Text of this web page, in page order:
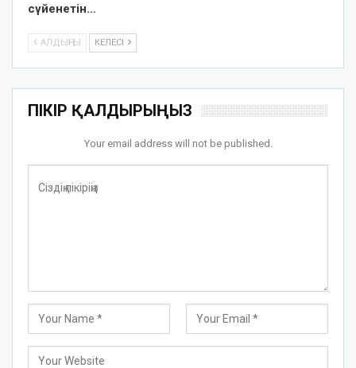
сүйенетін…
АЛДЫҢҒЫ КЕЛЕСІ
ПІКІР ҚАЛДЫРЫҢЫЗ
Your email address will not be published.